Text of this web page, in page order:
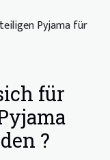
Pyjama für
für
?